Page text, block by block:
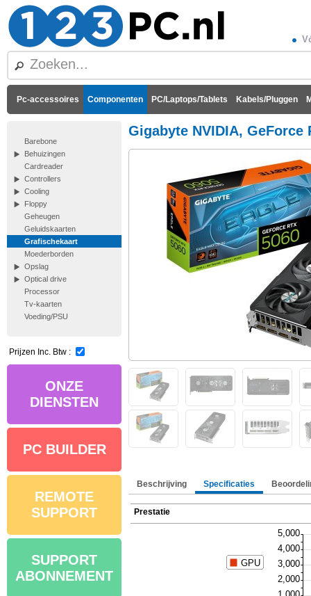
Pc-accessoires Componenten PC/Laptops/Tablets Kabels/Pluggen
Barebone
Behuizingen
Cardreader
Controllers
Cooling
Floppy
Geheugen
Geluidskaarten
Grafischekaart
Moederborden
Opslag
Optical drive
Processor
Tv-kaarten
Voeding/PSU
Prijzen Inc. Btw :
ONZE
DIENSTEN
PC BUILDER
REMOTE
SUPPORT
SUPPORT
ABONNEMENT
Gigabyte NVIDIA, GeForce
Beschrijving Specificaties
Prestatie